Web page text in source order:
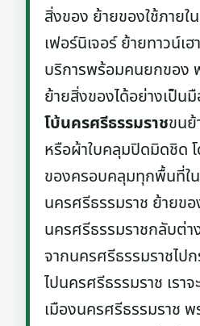
สิ่งของ ย้ายของใช้ภายใ
เฟอร์นิเจอร์ ย้ายทาวน์เ
บริการพร้อมคนยกของ
ย้ายสิ่งของได้อย่างเป็น
โบ้นครศรีธรรมราชขน
หรือผ้าใบคลุมปิดมิดชิด
ของครอบคลุมทุกพื้นที่ใ
นครศรีธรรมราช ย้ายขอ
นครศรีธรรมราชกลับต่
จากนครศรีธรรมราชไป
ไปนครศรีธรรมราช เราจ
เมืองนครศรีธรรมราช